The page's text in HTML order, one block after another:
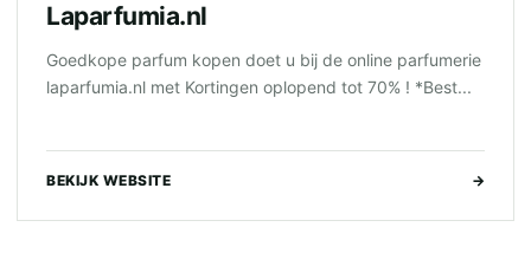
Laparfumia.nl
Goedkope parfum kopen doet u bij de online parfumerie
laparfumia.nl met Kortingen oplopend tot 70% ! *Best...
BEKIJK WEBSITE →